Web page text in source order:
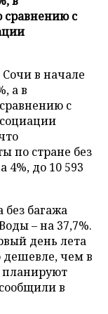
с
Сочи в начале
а в
с
по стране без
4%, до 10 593
без багажа
– на 37,7%.
день лета
дешевле, чем в
планируют
в